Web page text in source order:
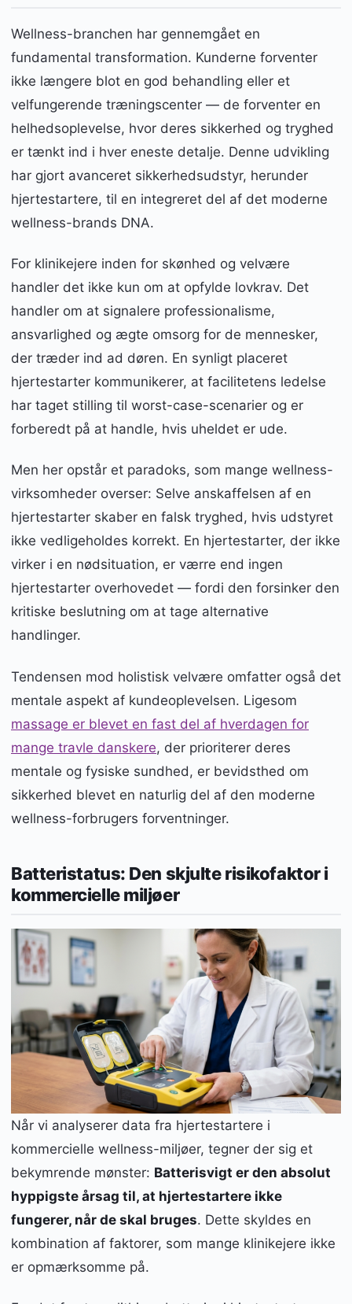
Wellness-branchen har gennemgået en
fundamental transformation. Kunderne forventer
ikke længere blot en god behandling eller et
velfungerende træningscenter — de forventer en
helhedsoplevelse, hvor deres sikkerhed og tryghed
er tænkt ind i hver eneste detalje. Denne udvikling
har gjort avanceret sikkerhedsudstyr, herunder
hjertestartere, til en integreret del af det moderne
wellness-brands DNA.
For klinikejere inden for skønhed og velvære
handler det ikke kun om at opfylde lovkrav. Det
handler om at signalere professionalisme,
ansvarlighed og ægte omsorg for de mennesker,
der træder ind ad døren. En synligt placeret
hjertestarter kommunikerer, at facilitetens ledelse
har taget stilling til worst-case-scenarier og er
forberedt på at handle, hvis uheldet er ude.
Men her opstår et paradoks, som mange wellness-
virksomheder overser: Selve anskaffelsen af en
hjertestarter skaber en falsk tryghed, hvis udstyret
ikke vedligeholdes korrekt. En hjertestarter, der ikke
virker i en nødsituation, er værre end ingen
hjertestarter overhovedet — fordi den forsinker den
kritiske beslutning om at tage alternative
handlinger.
Tendensen mod holistisk velvære omfatter også det
mentale aspekt af kundeoplevelsen. Ligesom
massage er blevet en fast del af hverdagen for
mange travle danskere, der prioriterer deres
mentale og fysiske sundhed, er bevidsthed om
sikkerhed blevet en naturlig del af den moderne
wellness-forbrugers forventninger.
Batteristatus: Den skjulte risikofaktor i
kommercielle miljøer
Når vi analyserer data fra hjertestartere i
kommercielle wellness-miljøer, tegner der sig et
bekymrende mønster: Batterisvigt er den absolut
hyppigste årsag til, at hjertestartere ikke
fungerer, når de skal bruges. Dette skyldes en
kombination af faktorer, som mange klinikejere ikke
er opmærksomme på.